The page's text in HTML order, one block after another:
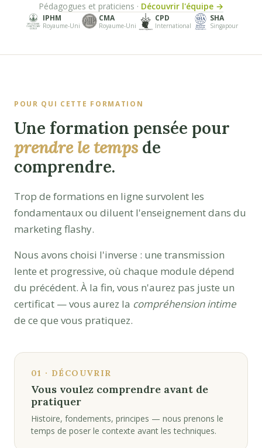
Pédagogues et praticiens · Découvrir l'équipe →
IPHM
Royaume-Uni
CMA
Royaume-Uni
CPD
International
SHA
Singapour
POUR QUI CETTE FORMATION
Une formation pensée pour
prendre le temps de
comprendre.
Trop de formations en ligne survolent les
fondamentaux ou diluent l'enseignement dans du
marketing flashy.
Nous avons choisi l'inverse : une transmission
lente et progressive, où chaque module dépend
du précédent. À la fin, vous n'aurez pas juste un
certificat — vous aurez la compréhension intime
de ce que vous pratiquez.
01 · DÉCOUVRIR
Vous voulez comprendre avant de
pratiquer
Histoire, fondements, principes — nous prenons le
temps de poser le contexte avant les techniques.